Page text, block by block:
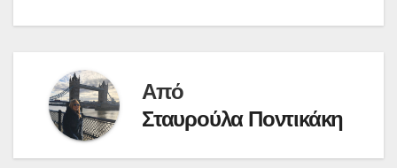
Από
Σταυρούλα Ποντικάκη